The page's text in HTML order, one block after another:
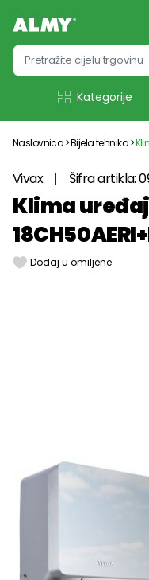
Kategorije
Naslovnica Bijela tehnika
Vivax Šifra artikla:
Klima
Dodaj u omiljene